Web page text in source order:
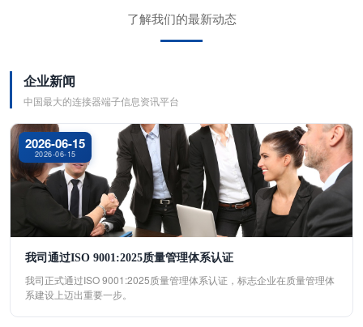
了解我们的最新动态
企业新闻
中国最大的连接器端子信息资讯平台
2026-06-15
2026-06-15
我司通过ISO 9001:2025质量管理体系认证
我司正式通过ISO 9001:2025质量管理体系认证，标志企业在质量管理体
系建设上迈出重要一步。